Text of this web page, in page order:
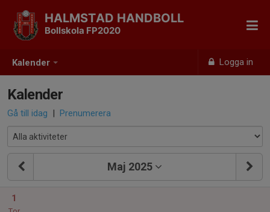
Kalender Logga in
HALMSTAD HANDBOLL
Bollskola FP2020
Kalender
Gå till idag | Prenumerera
Maj 2025
1